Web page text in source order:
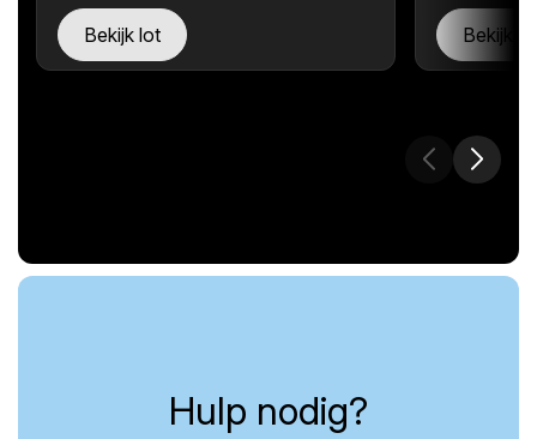
Bekijk lot Bekijk
Hulp nodig?